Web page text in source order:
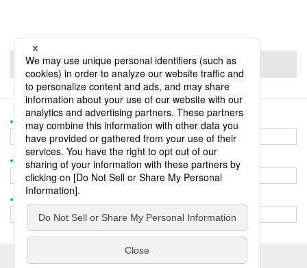
PageTop
＆and TOP
＆and TOP
誌面＆andのバックナンバー
誌面＆andのバックナンバー
お問い合わせ